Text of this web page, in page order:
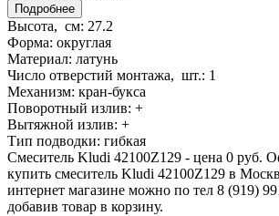
Подробнее
Высота, см: 27.2
Форма: округлая
Материал: латунь
Число отверстий монтажа, шт.: 1
Механизм: кран-букса
Поворотный излив: +
Вытяжной излив: +
Тип подводки: гибкая
Смеситель Kludi 42100Z129 - цена 0 руб.
купить смеситель Kludi 42100Z129 в
интернет магазине можно по тел 8 (919)
добавив товар в корзину.